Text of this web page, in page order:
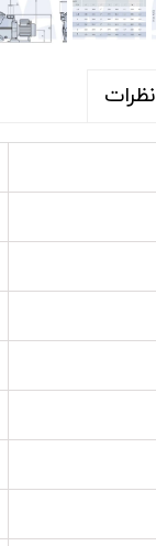
تخت و سایبان
مخزن تعادل استخر
نظرات